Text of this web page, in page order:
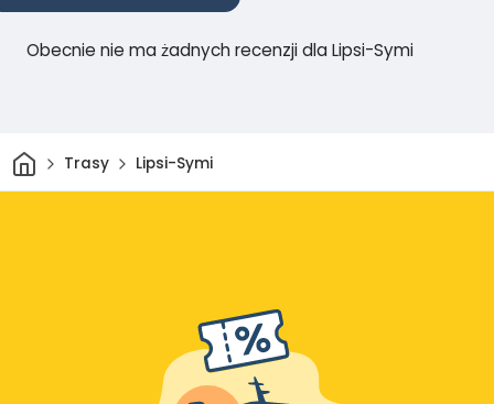
Obecnie nie ma żadnych recenzji dla Lipsi-Symi
DomTrasy Lipsi-Symi